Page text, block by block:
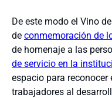
De este modo el Vino
de conmemoración de
de homenaje a las
de servicio en la
espacio para
trabajadores al